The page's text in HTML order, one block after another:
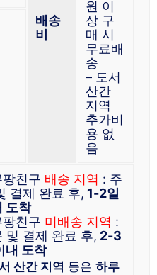
배송
비
원 이
상 구
매 시
무료배
송
– 도서
산간
지역
추가비
용 없
음
팡친구 배송 지역 : 주
결제 완료 후, 1-2일
도착
팡친구 미배송 지역 :
및 결제 완료 후, 2-3
내 도착
산간 지역 등은 하루